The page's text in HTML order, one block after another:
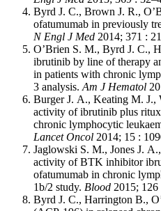
Byrd J. C., Brown J. R.,
ofatumumab in previously
N Engl J Med 2014; 371 :
O’Brien S. M., Byrd J. C.,
ibrutinib by line of therapy
in patients with chronic
3 analysis. Am J Hematol
Burger J. A., Keating M. J.,
activity of ibrutinib plus
chronic lymphocytic
Lancet Oncol 2014; 15 :
Jaglowski S. M., Jones J.
activity of BTK inhibitor
ofatumumab in chronic
1b/2 study. Blood 2015;
Byrd J. C., Harrington B.,